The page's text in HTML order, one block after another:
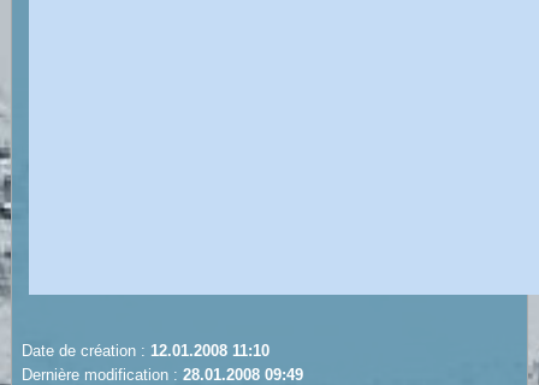
Date de création : 12.01.2008 11:10
Dernière modification : 28.01.2008 09:49